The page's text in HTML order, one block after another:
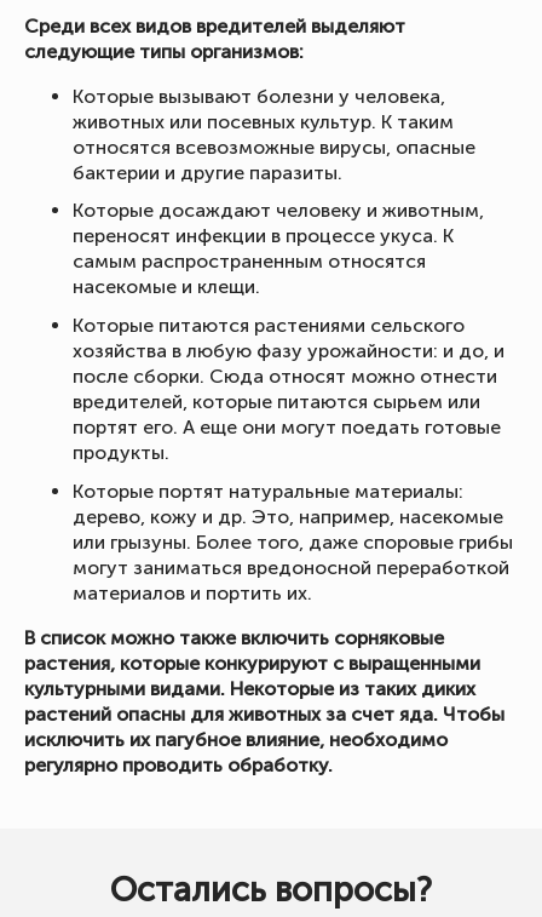
Среди всех видов вредителей выделяют
следующие типы организмов:
Которые вызывают болезни у человека,
животных или посевных культур. К таким
относятся всевозможные вирусы, опасные
бактерии и другие паразиты.
Которые досаждают человеку и животным,
переносят инфекции в процессе укуса. К
самым распространенным относятся
насекомые и клещи.
Которые питаются растениями сельского
хозяйства в любую фазу урожайности: и до, и
после сборки. Сюда относят можно отнести
вредителей, которые питаются сырьем или
портят его. А еще они могут поедать готовые
продукты.
Которые портят натуральные материалы:
дерево, кожу и др. Это, например, насекомые
или грызуны. Более того, даже споровые грибы
могут заниматься вредоносной переработкой
материалов и портить их.
В список можно также включить сорняковые
растения, которые конкурируют с выращенными
культурными видами. Некоторые из таких диких
растений опасны для животных за счет яда. Чтобы
исключить их пагубное влияние, необходимо
регулярно проводить обработку.
Остались вопросы?